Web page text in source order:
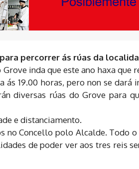
percorrer ás rúas da
inda que este ano haxa
19.00 horas, pero non se dará
diversas rúas do Grove para
e distanciamento.
no Concello polo Alcalde. Todo
de poder ver aos tres reis